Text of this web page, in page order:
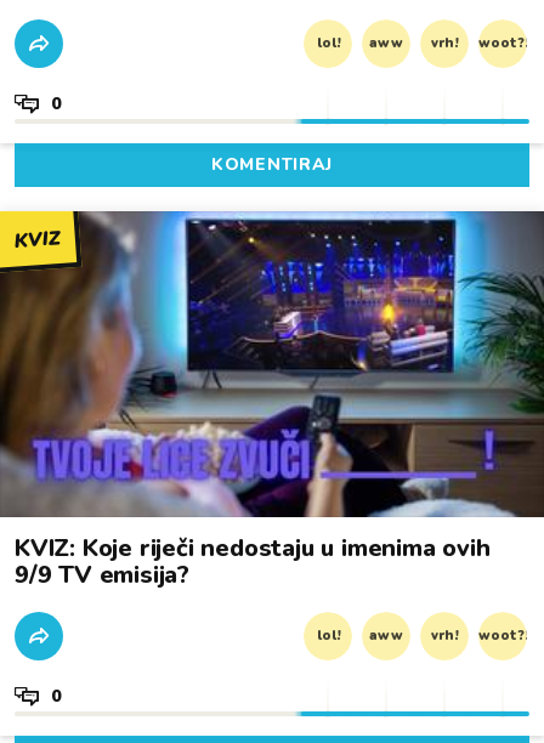
lol! aww vrh! woot?!
0
KOMENTIRAJ
KVIZ
KVIZ: Koje riječi nedostaju u imenima ovih
9/9 TV emisija?
lol! aww vrh! woot?!
0